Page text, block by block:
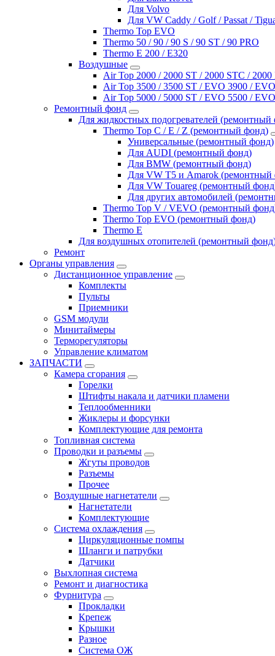
Для Volvo
Для VW Caddy / Golf / Passat /
Thermo Top EVO
Thermo 50 / 90 / 90 S / 90 ST / 90 PRO
Thermo E 200 / E320
Воздушные
Air Top 2000 / 2000 ST / 2000 STC /
Air Top 3500 / 3500 ST / EVO 3900 /
Air Top 5000 / 5000 ST / EVO 5500 /
Ремонтный фонд
Для жидкостных подогревателей (ремонтный
Thermo Top C / E / Z (ремонтный фонд)
Универсальные (ремонтный фонд)
Для AUDI (ремонтный фонд)
Для BMW (ремонтный фонд)
Для VW T5 и Amarok (ремонтный
Для VW Touareg (ремонтный
Для других автомобилей
Thermo Top V / VEVO (ремонтный
Thermo Top EVO (ремонтный фонд)
Thermo E
Для воздушных отопителей (ремонтный
Ремонт
Органы управления
Дистанционное управление
Комплекты
Пульты
Приемники
GSM модули
Минитаймеры
Терморегуляторы
Управление климатом
ЗАПЧАСТИ
Камера сгорания
Горелки
Штифты накала и датчики пламени
Теплообменники
Жиклеры и форсунки
Комплектующие для ремонта
Топливная система
Проводки и разъемы
Жгуты проводов
Разъемы
Прочее
Воздушные нагнетатели
Нагнетатели
Комплектующие
Система охлаждения
Циркуляционные помпы
Шланги и патрубки
Датчики
Выхлопная система
Ремонт и диагностика
Фурнитура
Прокладки
Крепеж
Крышки
Разное
Система ОЖ